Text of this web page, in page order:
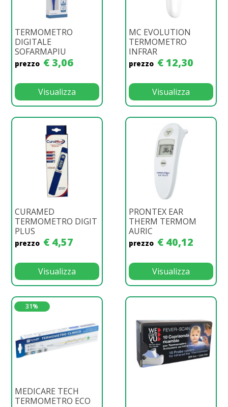
TERMOMETRO
DIGITALE
SOFARMAPIU
prezzo € 3,06
Visualizza
MC EVOLUTION
TERMOMETRO
INFRAR
prezzo € 12,30
Visualizza
CURAMED
TERMOMETRO DIGIT
PLUS
prezzo € 4,57
Visualizza
PRONTEX EAR
THERM TERMOM
AURIC
prezzo € 40,12
Visualizza
31%
MEDICARE TECH
TERMOMETRO ECO